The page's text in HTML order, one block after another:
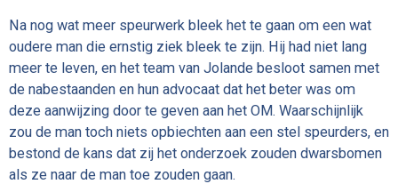
Na nog wat meer speurwerk bleek het te gaan om een wat
oudere man die ernstig ziek bleek te zijn. Hij had niet lang
meer te leven, en het team van Jolande besloot samen met
de nabestaanden en hun advocaat dat het beter was om
deze aanwijzing door te geven aan het OM. Waarschijnlijk
zou de man toch niets opbiechten aan een stel speurders, en
bestond de kans dat zij het onderzoek zouden dwarsbomen
als ze naar de man toe zouden gaan.